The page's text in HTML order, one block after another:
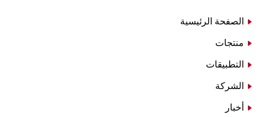
الصفحة الرئيسية
منتجات
التطبيقات
الشركة
أخبار